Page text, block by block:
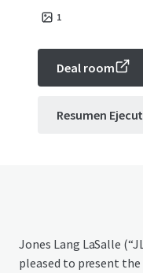
1
Deal room
Resumen
Jones Lang LaSalle
pleased to present